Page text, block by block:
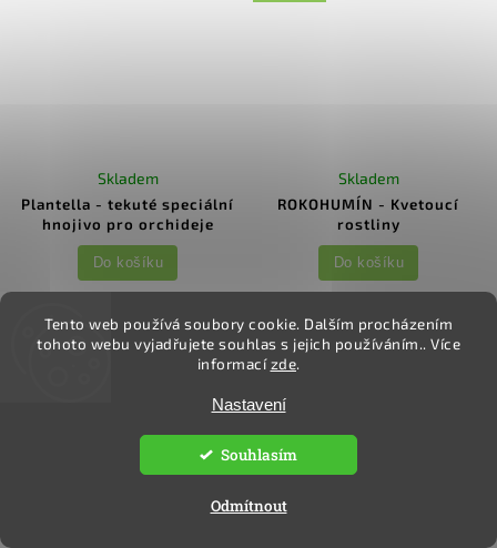
Tento web používá soubory cookie. Dalším procházením
tohoto webu vyjadřujete souhlas s jejich používáním.. Více
informacízde.
Nastavení
Odmítnout
Souhlasím
Plantella - tekuté speciální
hnojivo pro orchideje
Skladem
73 Kč/ ks
29,20 Kč / 100 ml
Do košíku
ROKOHUMÍN - Kvetoucí
rostliny
Skladem
157 Kč/ ks
157 Kč / 1 l
Do košíku
NOVINKA